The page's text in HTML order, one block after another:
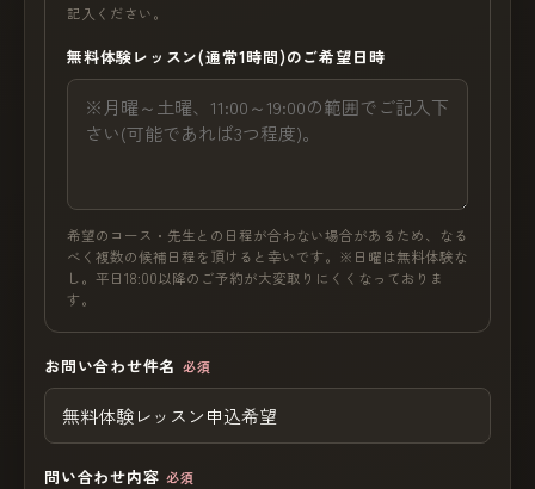
記入ください。
無料体験レッスン(通常1時間)のご希望日時
希望のコース・先生との日程が合わない場合があるため、なる
べく複数の候補日程を頂けると幸いです。※日曜は無料体験な
し。平日18:00以降のご予約が大変取りにくくなっておりま
す。
お問い合わせ件名 必須
問い合わせ内容 必須